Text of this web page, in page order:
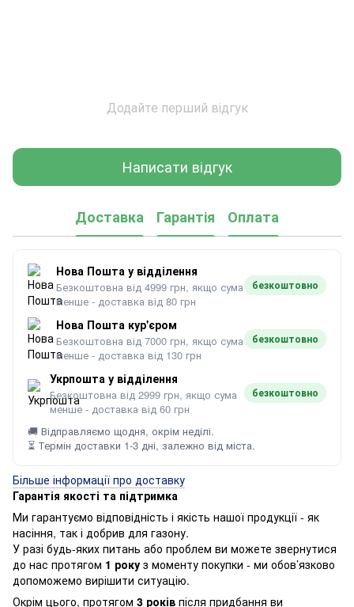
Додайте перший відгук
Написати відгук
Доставка Гарантія Оплата
Нова Пошта у відділення
Безкоштовна від 4999 грн, якщо сума
менше - доставка від 80 грн
безкоштовно
Нова Пошта кур'єром
Безкоштовна від 7000 грн, якщо сума
менше - доставка від 130 грн
безкоштовно
Укрпошта у відділення
Безкоштовна від 2999 грн, якщо сума
менше - доставка від 60 грн
безкоштовно
🚚 Відправляємо щодня, окрім неділі.
⏳ Термін доставки 1-3 дні, залежно від міста.
Більше інформації про доставку
Гарантія якості та підтримка
Ми гарантуємо відповідність і якість нашої продукції - як
насіння, так і добрив для газону.
У разі будь-яких питань або проблем ви можете звернутися
до нас протягом 1 року з моменту покупки - ми обов’язково
допоможемо вирішити ситуацію.
Окрім цього, протягом 3 років після придбання ви